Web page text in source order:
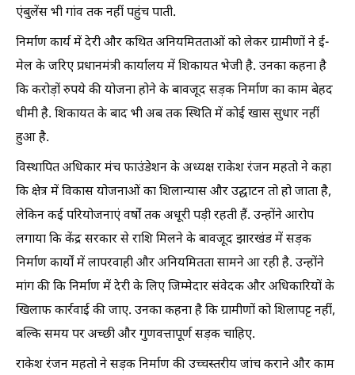
एंबुलेंस भी गांव तक नहीं पहुंच पाती.
निर्माण कार्य में देरी और कथित अनियमितताओं को लेकर ग्रामीणों ने ई-
मेल के जरिए प्रधानमंत्री कार्यालय में शिकायत भेजी है. उनका कहना है
कि करोड़ों रुपये की योजना होने के बावजूद सड़क निर्माण का काम बेहद
धीमी है. शिकायत के बाद भी अब तक स्थिति में कोई खास सुधार नहीं
हुआ है.
विस्थापित अधिकार मंच फाउंडेशन के अध्यक्ष राकेश रंजन महतो ने कहा
कि क्षेत्र में विकास योजनाओं का शिलान्यास और उद्घाटन तो हो जाता है,
लेकिन कई परियोजनाएं वर्षों तक अधूरी पड़ी रहती हैं. उन्होंने आरोप
लगाया कि केंद्र सरकार से राशि मिलने के बावजूद झारखंड में सड़क
निर्माण कार्यों में लापरवाही और अनियमितता सामने आ रही है. उन्होंने
मांग की कि निर्माण में देरी के लिए जिम्मेदार संवेदक और अधिकारियों के
खिलाफ कार्रवाई की जाए. उनका कहना है कि ग्रामीणों को शिलापट्ट नहीं,
बल्कि समय पर अच्छी और गुणवत्तापूर्ण सड़क चाहिए.
राकेश रंजन महतो ने सड़क निर्माण की उच्चस्तरीय जांच कराने और काम